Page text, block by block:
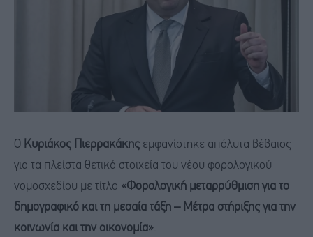
Ο Κυριάκος Πιερρακάκης εμφανίστηκε απόλυτα βέβαιος
για τα πλείστα θετικά στοιχεία του νέου φορολογικού
νομοσχεδίου με τίτλο «Φορολογική μεταρρύθμιση για το
δημογραφικό και τη μεσαία τάξη – Μέτρα στήριξης για την
κοινωνία και την οικονομία».